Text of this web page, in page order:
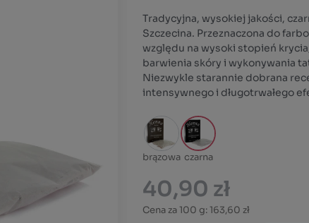
Tradycyjna, wysokiej jakości,
Szczecina. Przeznaczona do
względu na wysoki stopień
barwienia skóry i wykonywania
Niezwykle starannie dobrana
intensywnego i długotrwałego
brązowa czarna
40,90 zł
Cena za 100 g: 163,60 zł